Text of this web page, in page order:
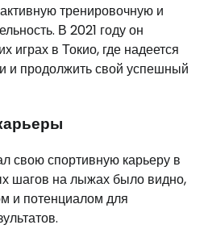
тренировочную и
В 2021 году он
играх в Токио, где надеется
и продолжить свой успешный
свою спортивную карьеру в
шагов на лыжах было видно,
и потенциалом для